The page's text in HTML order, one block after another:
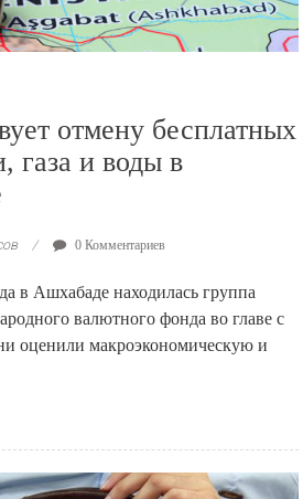
отмену бесплатных
газа и воды в
0 Комментариев
в Ашхабаде находилась группа
валютного фонда во главе с
оценили макроэкономическую и